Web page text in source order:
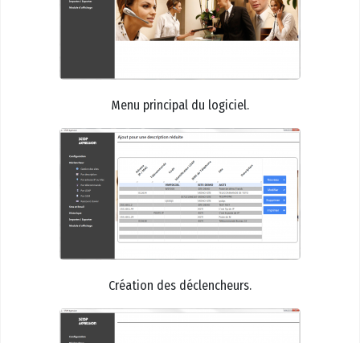
Menu principal du logiciel.
Création des déclencheurs.